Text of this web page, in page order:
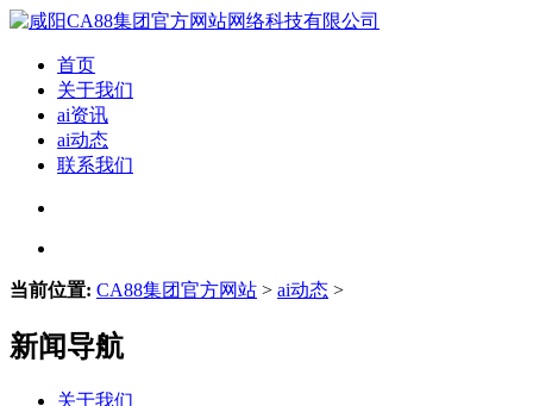
首页
关于我们
ai资讯
ai动态
联系我们
当前位置: CA88集团官方网站 > ai动态 >
新闻导航
关于我们